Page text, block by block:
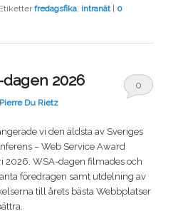
Etiketter fredagsfika, intranät
0
2026
Pierre Du Rietz
0
vi den äldsta av Sveriges
– Web Service Award
2026. WSA-dagen filmades och
föredragen samt utdelning av
till årets bästa Webbplatser